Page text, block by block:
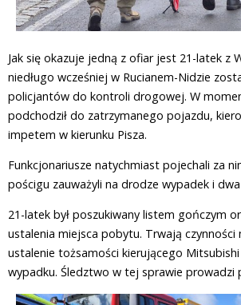
Jak się okazuje jedną z ofiar jest 21-latek z
niedługo wcześniej w Rucianem-Nidzie
policjantów do kontroli drogowej. W
podchodził do zatrzymanego pojazdu,
impetem w kierunku Pisza.
Funkcjonariusze natychmiast pojechali za
pościgu zauważyli na drodze wypadek i
21-latek był poszukiwany listem gończym
ustalenia miejsca pobytu. Trwają czynności
ustalenie tożsamości kierującego
wypadku. Śledztwo w tej sprawie prowadzi